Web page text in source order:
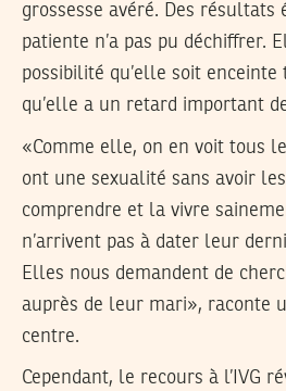
grossesse avéré. Des résultats
patiente n’a pas pu déchiffrer.
possibilité qu’elle soit
qu’elle a un retard important
«Comme elle, on en voit tous
ont une sexualité sans avoir
comprendre et la vivre
n’arrivent pas à dater leur
Elles nous demandent de
auprès de leur mari», raconte
centre.
Cependant, le recours à l’IVG